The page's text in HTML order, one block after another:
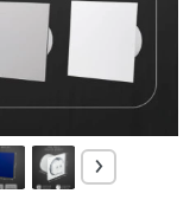
›